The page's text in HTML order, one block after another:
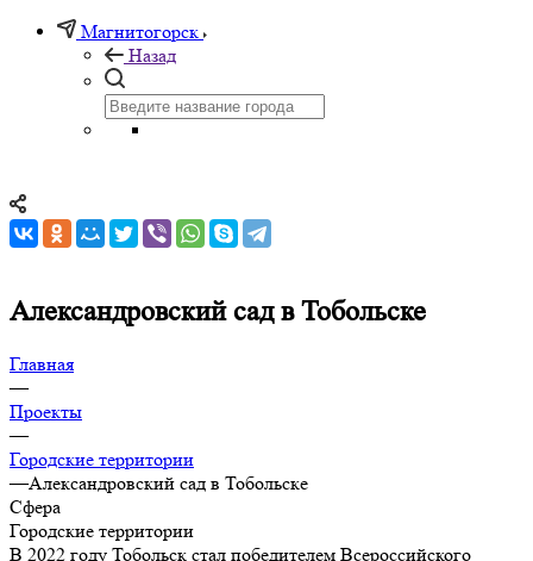
Магнитогорск
Назад
Александровский сад в Тобольске
Главная
—
Проекты
—
Городские территории
—Александровский сад в Тобольске
Сфера
Городские территории
В 2022 году Тобольск стал победителем Всероссийского